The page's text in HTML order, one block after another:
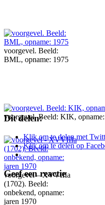
voorgevel. Beeld:
BML, opname: 1975
voorgevel – XVVIIIa
(1702). Beeld:
onbekend, opname:
jaren 1970
voorgevel. Beeld: KIK,
Dit delen:
Klik om te delen met
Klik om te delen op
Geef een reactie